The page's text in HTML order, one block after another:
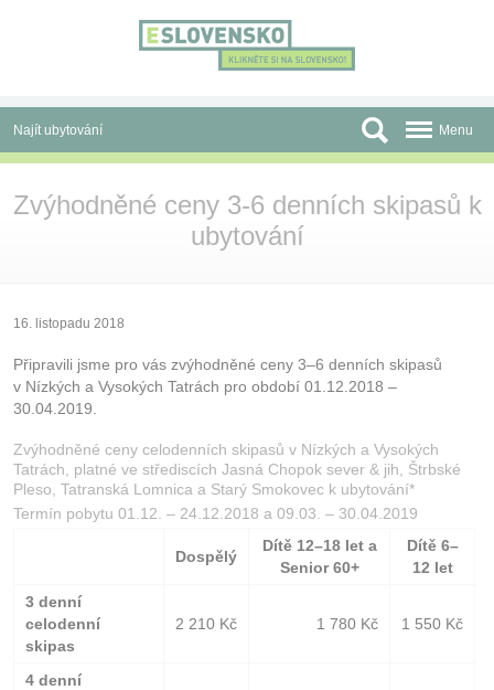
Najít ubytování
Skupiny a konference
Před cestou
Atrakce
O nás
Kontakt
Menu
Zvýhodněné ceny 3-6 denních skipasů k
ubytování
16. listopadu 2018
Připravili jsme pro vás zvýhodněné ceny 3–6 denních skipasů
v Nízkých a Vysokých Tatrách pro období 01.12.2018 –
30.04.2019.
Zvýhodněné ceny celodenních skipasů v Nízkých a Vysokých
Tatrách, platné ve střediscích Jasná Chopok sever & jih, Štrbské
Pleso, Tatranská Lomnica a Starý Smokovec k ubytování*
Termín pobytu 01.12. – 24.12.2018 a 09.03. – 30.04.2019
Dospělý
Dítě 12–18 let a
Senior 60+
Dítě 6–
12 let
3 denní
celodenní
skipas
2 210 Kč 1 780 Kč 1 550 Kč
4 denní